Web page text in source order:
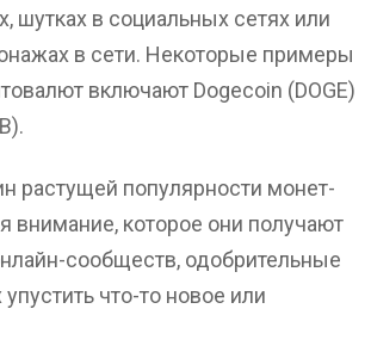
шутках в социальных сетях или
в сети. Некоторые примеры
включают Dogecoin (DOGE)
растущей популярности монет-
внимание, которое они получают
сообществ, одобрительные
что-то новое или